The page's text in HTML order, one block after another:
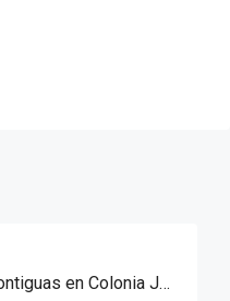
EN ALQUILER 2 chacras contiguas en Colonia Juliá y Echarren, en la ciudad de Rio Colorado, Provincia de Río Negro, Costa de Río.